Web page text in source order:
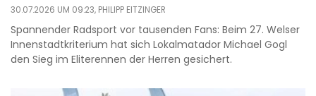
30.07.2026 UM 09:23, PHILIPP EITZINGER
Spannender Radsport vor tausenden Fans: Beim 27. Welser
Innenstadtkriterium hat sich Lokalmatador Michael Gogl
den Sieg im Eliterennen der Herren gesichert.